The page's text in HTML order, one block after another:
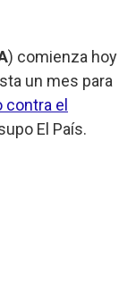
) comienza hoy
un mes para
contra el
El País.